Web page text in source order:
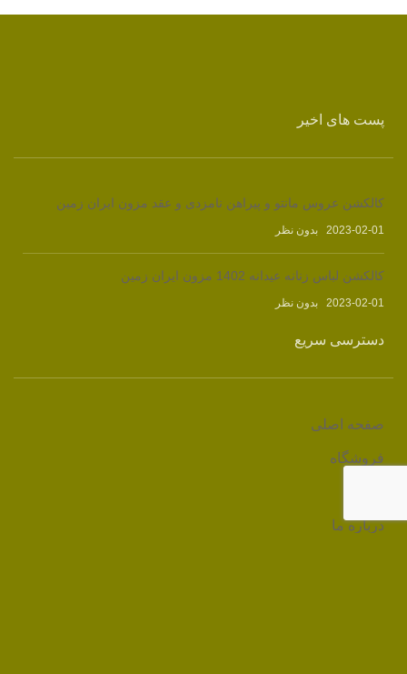
پست های اخیر
کالکشن عروس مانتو و پیراهن نامزدی و عقد مزون ایران زمین
2023-02-01 بدون نظر
کالکشن لباس زنانه عیدانه 1402 مزون ایران زمین
2023-02-01 بدون نظر
دسترسی سریع
صفحه اصلی
فروشگاه
درباره ما